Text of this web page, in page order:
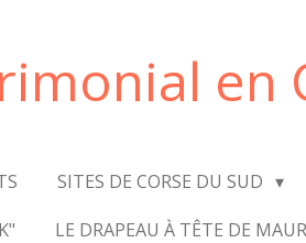
en
SITES DE CORSE DU SUD
LE DRAPEAU À TÊTE DE